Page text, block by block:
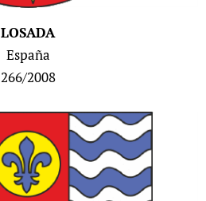
LOSADA
España
266/2008